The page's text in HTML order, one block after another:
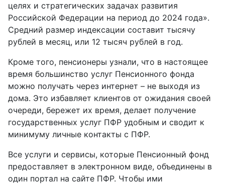
целях и стратегических задачах развития
Российской Федерации на период до 2024 года».
Средний размер индексации составит тысячу
рублей в месяц, или 12 тысяч рублей в год.
Кроме того, пенсионеры узнали, что в настоящее
время большинство услуг Пенсионного фонда
можно получать через интернет – не выходя из
дома. Это избавляет клиентов от ожидания своей
очереди, бережет их время, делает получение
государственных услуг ПФР удобным и сводит к
минимуму личные контакты с ПФР.
Все услуги и сервисы, которые Пенсионный фонд
предоставляет в электронном виде, объединены в
один портал на сайте ПФР. Чтобы ими